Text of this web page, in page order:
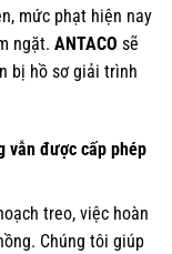
mức phạt hiện nay
ngặt. ANTACO sẽ
bị hồ sơ giải trình
vẫn được cấp phép
treo, việc hoàn
Chúng tôi giúp